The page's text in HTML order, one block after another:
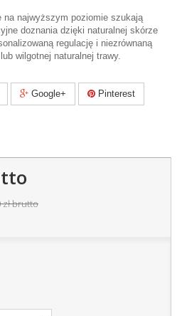
na najwyższym poziomie szukają
doznania dzięki naturalnej skórze
regulację i niezrównaną
wilgotnej naturalnej trawy.
Google+ Pinterest
brutto